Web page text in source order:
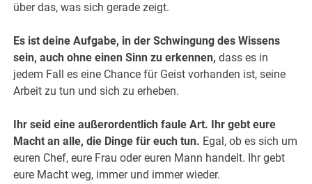
über das, was sich gerade zeigt.
Es ist deine Aufgabe, in der Schwingung des Wissens
sein, auch ohne einen Sinn zu erkennen, dass es in
jedem Fall es eine Chance für Geist vorhanden ist, seine
Arbeit zu tun und sich zu erheben.
Ihr seid eine außerordentlich faule Art.
Ihr gebt eure
Macht an alle, die Dinge für euch tun. Egal, ob es sich um
euren Chef, eure Frau oder euren Mann handelt. Ihr gebt
eure Macht weg, immer und immer wieder.